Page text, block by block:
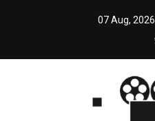
07 Aug, 2026